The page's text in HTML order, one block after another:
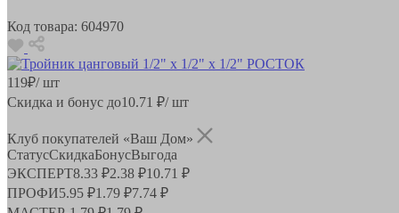
Код товара: 604970
119₽/ шт
Скидка и бонус до10.71 ₽/ шт
Клуб покупателей «Ваш Дом»
СтатусСкидкаБонусВыгода
ЭКСПЕРТ8.33 ₽2.38 ₽10.71 ₽
ПРОФИ5.95 ₽1.79 ₽7.74 ₽